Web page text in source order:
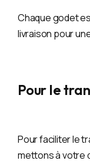
Chaque godet
livraison pour
Pour le
Pour faciliter le
mettons à votre